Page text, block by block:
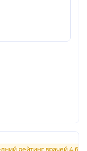
рейтинг врачей 4.6